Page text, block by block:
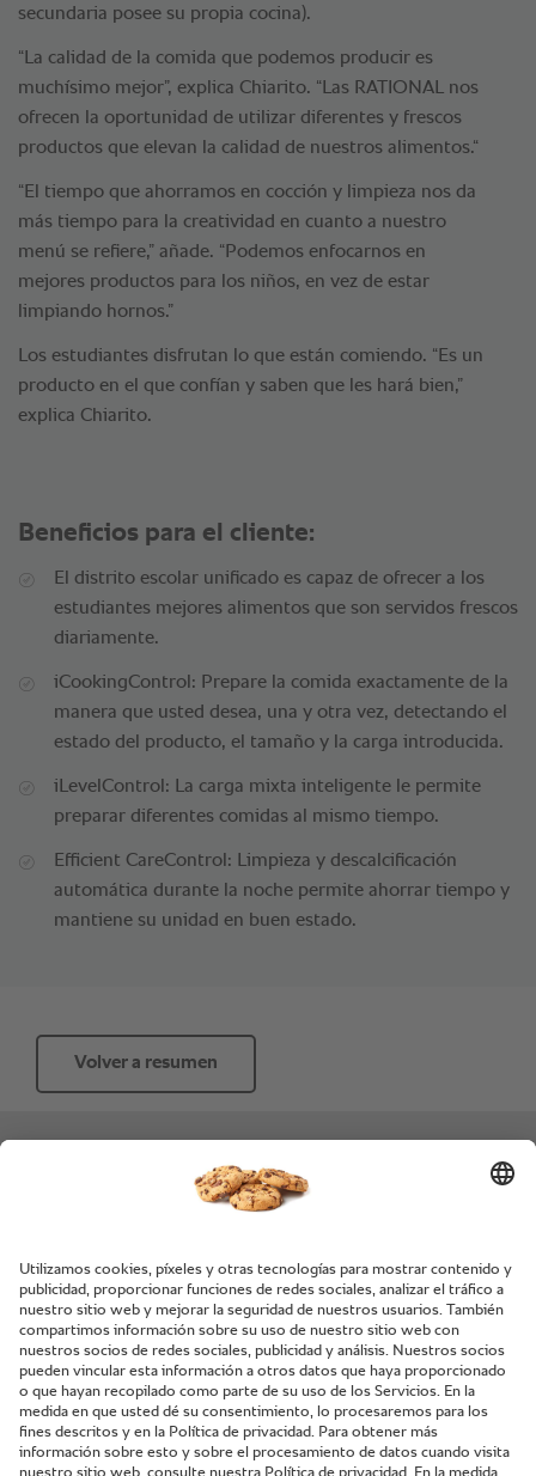
secundaria posee su propia cocina).
“La calidad de la comida que podemos producir es
muchísimo mejor”, explica Chiarito. “Las RATIONAL nos
ofrecen la oportunidad de utilizar diferentes y frescos
productos que elevan la calidad de nuestros alimentos.“
“El tiempo que ahorramos en cocción y limpieza nos da
más tiempo para la creatividad en cuanto a nuestro
menú se refiere,” añade. “Podemos enfocarnos en
mejores productos para los niños, en vez de estar
limpiando hornos.”
Los estudiantes disfrutan lo que están comiendo. “Es un
producto en el que confían y saben que les hará bien,”
explica Chiarito.
Beneficios para el cliente:
El distrito escolar unificado es capaz de ofrecer a los
estudiantes mejores alimentos que son servidos frescos
diariamente.
iCookingControl: Prepare la comida exactamente de la
manera que usted desea, una y otra vez, detectando el
estado del producto, el tamaño y la carga introducida.
iLevelControl: La carga mixta inteligente le permite
preparar diferentes comidas al mismo tiempo.
Efficient CareControl: Limpieza y descalcificación
automática durante la noche permite ahorrar tiempo y
mantiene su unidad en buen estado.
Volver a resumen